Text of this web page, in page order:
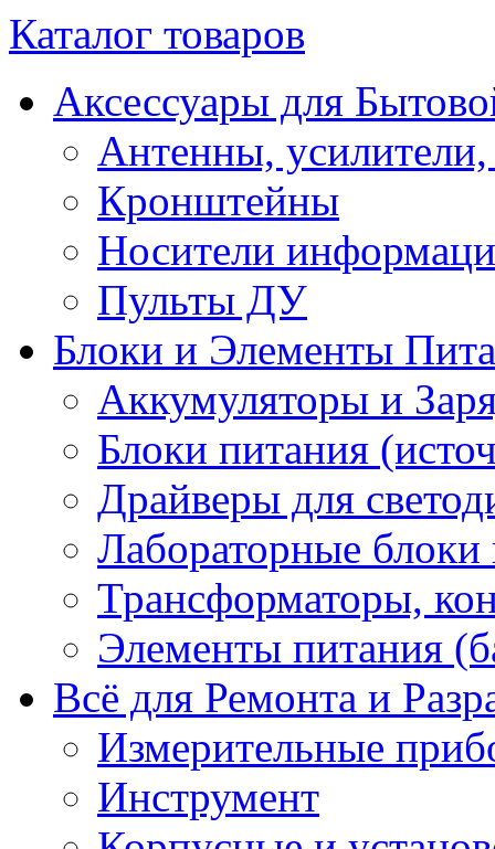
Каталог товаров
Аксессуары для
Антенны, усилители,
Кронштейны
Носители
Пульты ДУ
Блоки и Элементы
Аккумуляторы и
Блоки питания
Драйверы для
Лабораторные блоки
Трансформаторы,
Элементы питания
Всё для Ремонта и
Измерительные
Инструмент